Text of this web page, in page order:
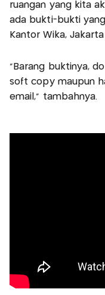
ruangan yang kita
ada bukti-bukti
Kantor Wika,
"Barang buktinya,
soft copy maupun
email," tambahnya.